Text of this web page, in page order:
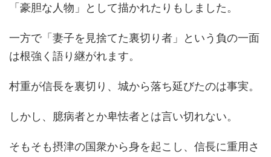
「豪胆な人物」として描かれたりもしました。
一方で「妻子を見捨てた裏切り者」という負の一面
は根強く語り継がれます。
村重が信長を裏切り、城から落ち延びたのは事実。
しかし、臆病者とか卑怯者とは言い切れない。
そもそも摂津の国衆から身を起こし、信長に重用さ